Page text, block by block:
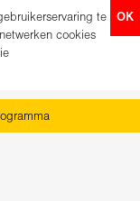
OK
te
cookies
direct je kaartjes